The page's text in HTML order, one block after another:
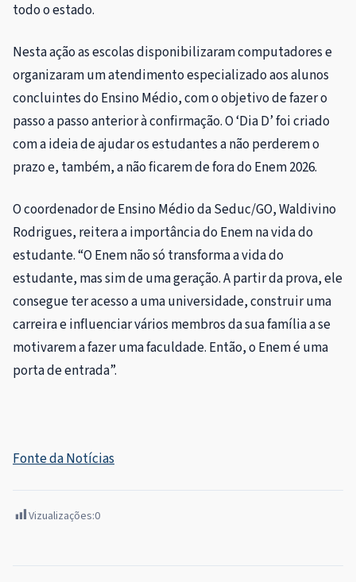
todo o estado.
Nesta ação as escolas disponibilizaram computadores e
organizaram um atendimento especializado aos alunos
concluintes do Ensino Médio, com o objetivo de fazer o
passo a passo anterior à confirmação. O ‘Dia D’ foi criado
com a ideia de ajudar os estudantes a não perderem o
prazo e, também, a não ficarem de fora do Enem 2026.
O coordenador de Ensino Médio da Seduc/GO, Waldivino
Rodrigues, reitera a importância do Enem na vida do
estudante. “O Enem não só transforma a vida do
estudante, mas sim de uma geração. A partir da prova, ele
consegue ter acesso a uma universidade, construir uma
carreira e influenciar vários membros da sua família a se
motivarem a fazer uma faculdade. Então, o Enem é uma
porta de entrada”.
Fonte da Notícias
Vizualizações:0